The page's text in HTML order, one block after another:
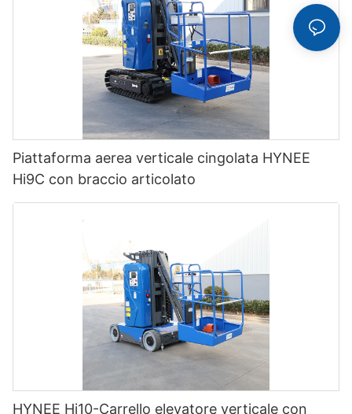
Piattaforma aerea verticale cingolata HYNEE
Hi9C con braccio articolato
HYNEE Hi10-Carrello elevatore verticale con